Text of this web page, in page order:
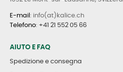
E-mail : info(at)kalice.ch
Telefono: +41 21 552 05 66
AIUTO E FAQ
Spedizione e consegna